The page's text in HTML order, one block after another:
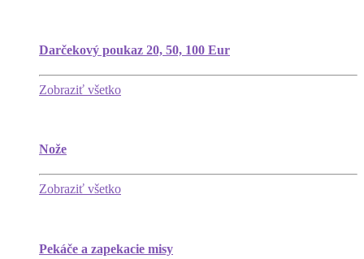
Darčekový poukaz 20, 50, 100 Eur
Zobraziť všetko
Nože
Zobraziť všetko
Pekáče a zapekacie misy